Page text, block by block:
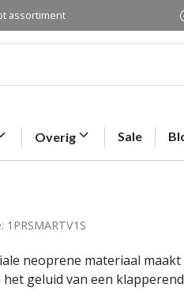
assortiment
Overig Sale
1PRSMARTV1S
neoprene materiaal
geluid van een